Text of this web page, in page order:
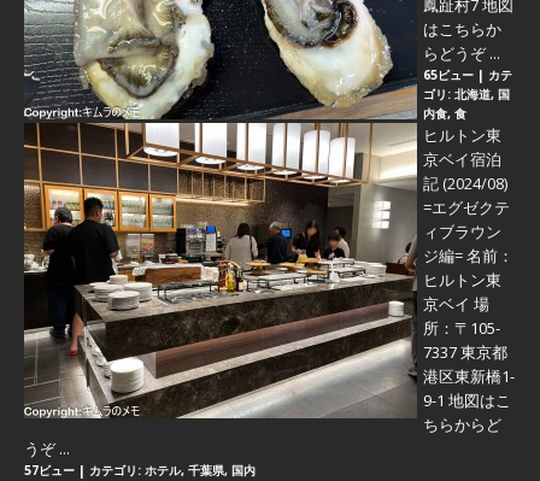
鳳趾村7 地図
はこちらか
らどうぞ ...
65ビュー | カテ
ゴリ: 北海道, 国
内食, 食
ヒルトン東
京ベイ宿泊
記 (2024/08)
=エグゼクテ
ィブラウン
ジ編=名前：
ヒルトン東
京ベイ 場
所：〒105-
7337 東京都
港区東新橋1-
9-1 地図はこ
ちらからど
うぞ ...
57ビュー | カテゴリ: ホテル, 千葉県, 国内